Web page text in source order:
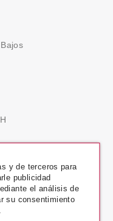
y de terceros para
publicidad
el análisis de
su consentimiento